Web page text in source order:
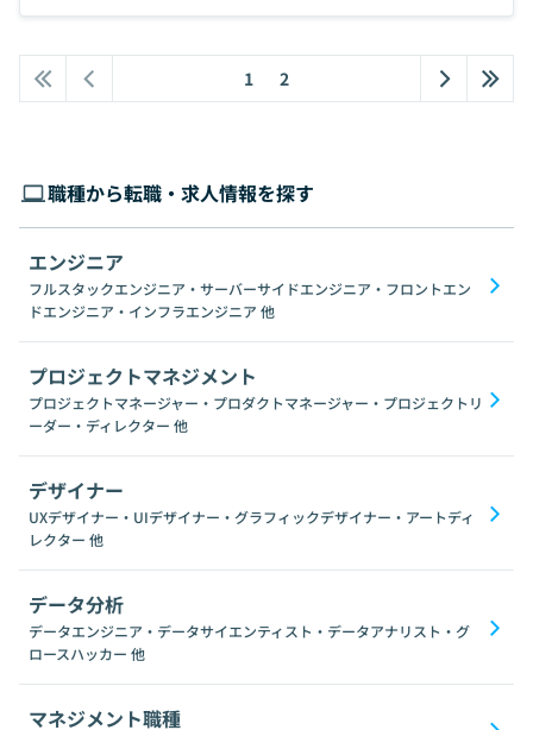
1 2
職種から転職・求人情報を探す
エンジニア
フルスタックエンジニア・サーバーサイドエンジニア・フロントエン
ドエンジニア・インフラエンジニア 他
プロジェクトマネジメント
プロジェクトマネージャー・プロダクトマネージャー・プロジェクトリ
ーダー・ディレクター 他
デザイナー
UXデザイナー・UIデザイナー・グラフィックデザイナー・アートディ
レクター 他
データ分析
データエンジニア・データサイエンティスト・データアナリスト・グ
ロースハッカー 他
マネジメント職種